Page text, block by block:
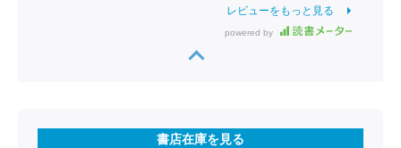
レビューをもっと見る
powered by
書店在庫を見る